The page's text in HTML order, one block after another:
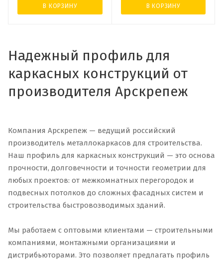
В КОРЗИНУ В КОРЗИНУ
Надежный профиль для
каркасных конструкций от
производителя Арскрепеж
Компания Арскрепеж — ведущий российский
производитель металлокаркасов для строительства.
Наш профиль для каркасных конструкций — это основа
прочности, долговечности и точности геометрии для
любых проектов: от межкомнатных перегородок и
подвесных потолков до сложных фасадных систем и
строительства быстровозводимых зданий.
Мы работаем с оптовыми клиентами — строительными
компаниями, монтажными организациями и
дистрибьюторами. Это позволяет предлагать профиль